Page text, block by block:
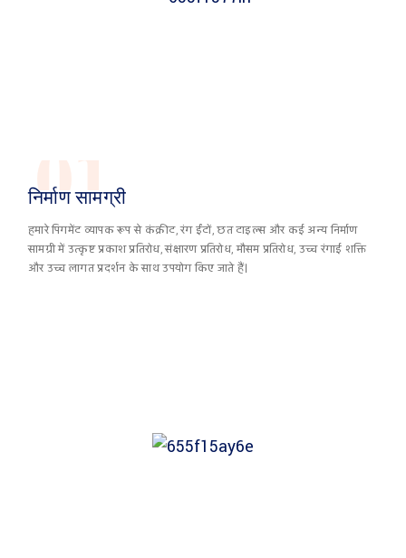
01
निर्माण सामग्री
हमारे पिगमेंट व्यापक रूप से कंक्रीट, रंग ईंटों, छत टाइल्स और कई अन्य निर्माण
सामग्री में उत्कृष्ट प्रकाश प्रतिरोध, संक्षारण प्रतिरोध, मौसम प्रतिरोध, उच्च रंगाई शक्ति
और उच्च लागत प्रदर्शन के साथ उपयोग किए जाते हैं।